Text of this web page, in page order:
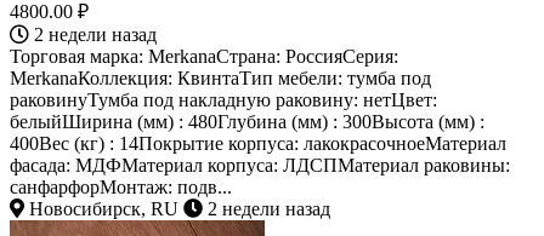
4800.00 ₽
2 недели назад
Торговая марка: MerkanaСтрана: РоссияСерия:
MerkanaКоллекция: КвинтаТип мебели: тумба под
раковинуТумба под накладную раковину: нетЦвет:
белыйШирина (мм) : 480Глубина (мм) : 300Высота (мм) :
400Вес (кг) : 14Покрытие корпуса: лакокрасочноеМатериал
фасада: МДФМатериал корпуса: ЛДСПМатериал раковины:
санфарфорМонтаж: подв...
Новосибирск, RU
2 недели назад